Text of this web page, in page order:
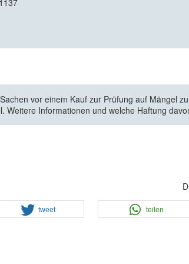
vor einem Kauf zur Prüfung auf Mängel
Weitere Informationen und welche Haftung
tweet teilen